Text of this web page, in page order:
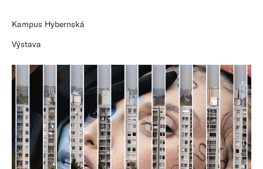
Kampus Hybernská
Výstava